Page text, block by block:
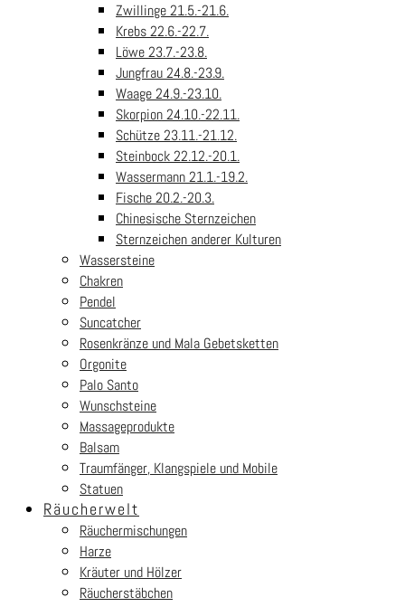
Zwillinge 21.5.-21.6.
Krebs 22.6.-22.7.
Löwe 23.7.-23.8.
Jungfrau 24.8.-23.9.
Waage 24.9.-23.10.
Skorpion 24.10.-22.11.
Schütze 23.11.-21.12.
Steinbock 22.12.-20.1.
Wassermann 21.1.-19.2.
Fische 20.2.-20.3.
Chinesische Sternzeichen
Sternzeichen anderer Kulturen
Wassersteine
Chakren
Pendel
Suncatcher
Rosenkränze und Mala Gebetsketten
Orgonite
Palo Santo
Wunschsteine
Massageprodukte
Balsam
Traumfänger, Klangspiele und Mobile
Statuen
Räucherwelt
Räuchermischungen
Harze
Kräuter und Hölzer
Räucherstäbchen